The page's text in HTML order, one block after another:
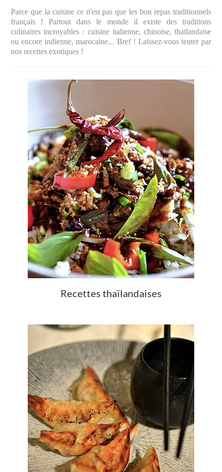
Parce que la cuisine ce n'est pas que les bon repas traditionnels
français ! Partout dans le monde il existe des traditions
culinaires incroyables : cuisine italienne, chinoise, thaïlandaise
ou encore indienne, marocaine... Bref ! Laissez-vous tenter par
nos recettes exotiques !
Recettes thaïlandaises